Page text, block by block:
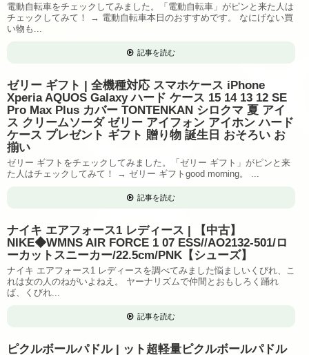
電動自転車をチェックしてみました。「電動自転車」がピンと来た人は
チェックしてみて！ → 電動自転車本日のおすすめです。 なにげない買
い物も...
記事を読む
ゼリー ギフト | 全機種対応 スマホケース iPhone
Xperia AQUOS Galaxy ハード ケース 15 14 13 12 SE
Pro Max Plus カバー TONTENKAN シロクマ 夏 アイ
ス クリームソーダ ゼリー アイフォン アイホン ハード
ケース プレゼント ギフト 贈り物 誕生日 おそろい お
揃い
ゼリー ギフトをチェックしてみました。「ゼリー ギフト」がピンと来
た人はチェックしてみて！ → ゼリー ギフトgood morning。 ...
記事を読む
ナイキ エアフォース1 レディース | 【中古】
NIKE◆WMNS AIR FORCE 1 07 ESS//AO2132-501/ロ
ーカットスニーカー/22.5cm/PNK【シューズ】
ナイキ エアフォース1 レディースを調べてみました悩ましいくびれ、こ
れは女の人のねがいよねえ。 ヤーナリズムで仲間とおもしろく踊れ
ば、くびれ...
記事を読む
ピクルボールパドル | ット超軽量ピクルボールパドル